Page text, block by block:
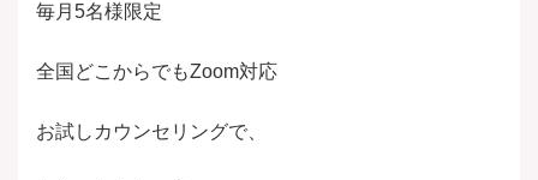
毎月5名様限定
全国どこからでもZoom対応
お試しカウンセリングで、